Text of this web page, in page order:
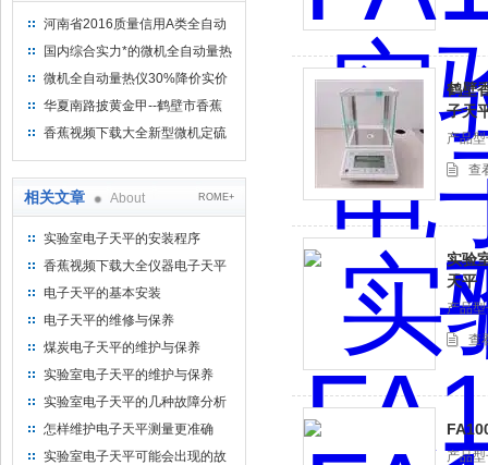
河南省2016质量信用A类全自动
量热仪
国内综合实力*的微机全自动量热
仪制造企业
微机全自动量热仪30%降价实价
出售
华夏南路披黄金甲--鹤壁市香蕉
视频下载大全仪器仪表有限公司
香蕉视频下载大全新型微机定硫
相关文章 About ROME+
实验室电子天平的安装程序
香蕉视频下载大全仪器电子天平
的日常养护
电子天平的基本安装
电子天平的维修与保养
煤炭电子天平的维护与保养
实验室电子天平的维护与保养
实验室电子天平的几种故障分析
怎样维护电子天平测量更准确
实验室电子天平可能会出现的故
鹤壁
子天
产品型
查
实验
天平
产品型号
查
产品型